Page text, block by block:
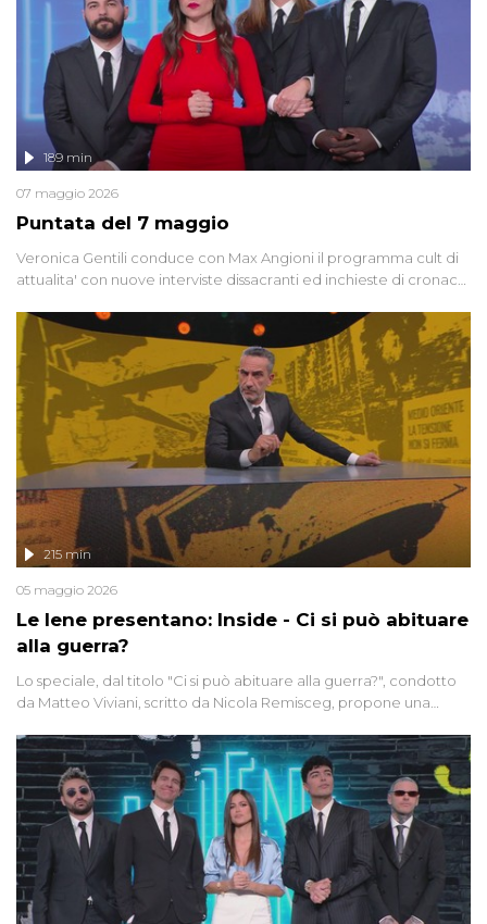
Puntata del 7 maggio
189 min
07 maggio 2026
Veronica Gentili conduce con Max Angioni il programma cult di
attualita' con nuove interviste dissacranti ed inchieste di cronaca
Le Iene presentano: Inside - Ci si può abituare
alla guerra?
215 min
05 maggio 2026
Lo speciale, dal titolo "Ci si può abituare alla guerra?", condotto
da Matteo Viviani, scritto da Nicola Remisceg, propone una
di settore - su quanto la guerra sia diventata una realtà pervasiva.
Anche se l'Italia non è direttamente coinvolta in conflitti armati, il
contesto globale rende impossibile considerarla un fenomeno
lontano.